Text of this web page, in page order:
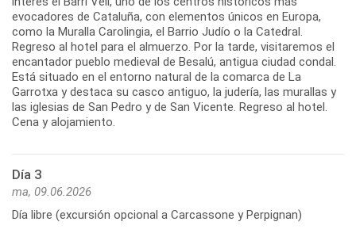
evocadores de Cataluña, con elementos únicos en Europa,
como la Muralla Carolingia, el Barrio Judío o la Catedral.
Regreso al hotel para el almuerzo. Por la tarde, visitaremos el
encantador pueblo medieval de Besalú, antigua ciudad condal.
Está situado en el entorno natural de la comarca de La
Garrotxa y destaca su casco antiguo, la judería, las murallas y
las iglesias de San Pedro y de San Vicente. Regreso al hotel.
Cena y alojamiento.
Día 3
ma, 09.06.2026
Día libre (excursión opcional a Carcassone y Perpignan)